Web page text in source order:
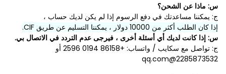
س: ماذا عن الشحن؟
ج: يمكننا مساعدتك في دفع الرسوم إذا لم يكن لديك حساب ،
إذا كان الطلب أكثر من 10000 دولار ، يمكننا التسليم عن طريق CIF.
س: إذا كانت لديك أي أسئلة أخرى ، فيرجى عدم التردد في الاتصال بي.
ج: تواصل مع سكايب / واتساب: +86158 0194 2596 أو
2285873532@qq.com